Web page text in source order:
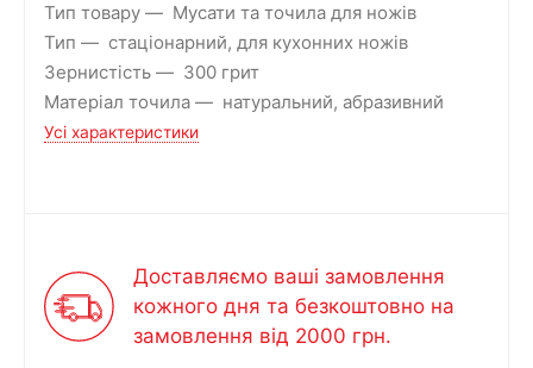
Тип товару
Мусати та точила для ножів
Тип
стаціонарний, для кухонних ножів
Зернистість
300 грит
Матеріал точила
натуральний, абразивний
Усі характеристики
Доставляємо ваші замовлення
кожного дня та безкоштовно на
замовлення від 2000 грн.